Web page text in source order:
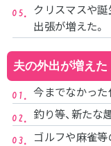
クリスマスや
出張が増えた。
夫の外出が増えた
今までなかった
釣り等、新たな
ゴルフや麻雀